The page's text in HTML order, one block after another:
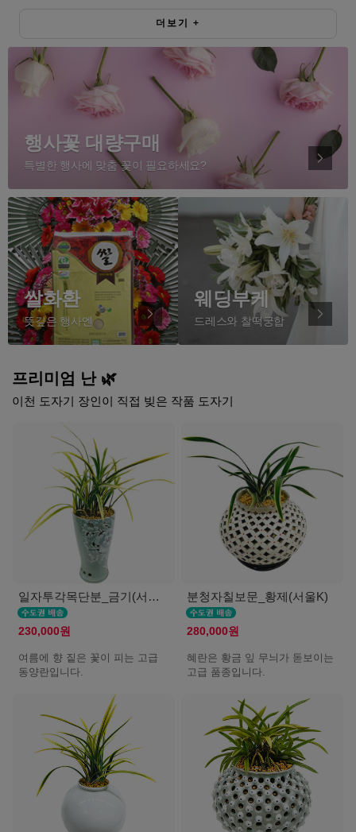
더보기 +
행사꽃 대량구매
특별한 행사에 맞춤 꽃이 필요하세요?
쌀화환
뜻깊은 행사엔
웨딩부케
드레스와 찰떡궁합
프리미엄 난 🌿
이천 도자기 장인이 직접 빚은 작품 도자기
일자투각목단분_금기(서울K)
230,000원
여름에 향 짙은 꽃이 피는 고급
동양란입니다.
분청자칠보문_황제(서울K)
280,000원
혜란은 황금 잎 무늬가 돋보이는
고급 품종입니다.